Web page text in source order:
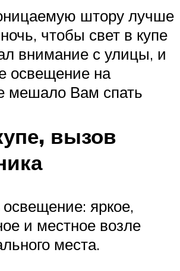
штору лучше
чтобы свет в купе
внимание с улицы, и
освещение на
мешало Вам спать
вызов
освещение: яркое,
и местное возле
места.